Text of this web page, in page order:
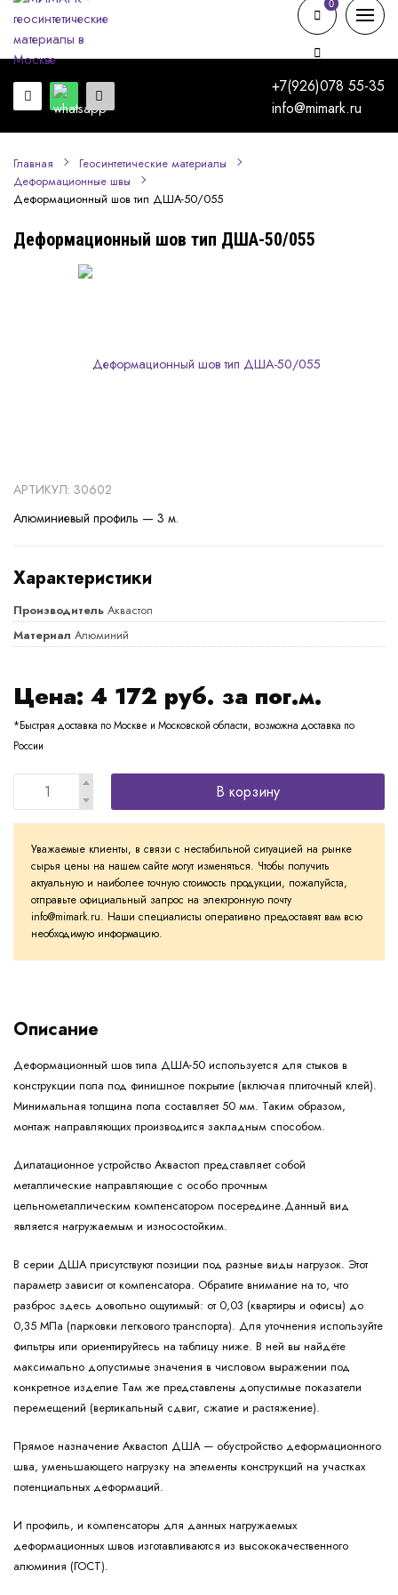
+7(926)078 55-35
info@mimark.ru
0
0
Главная
Геосинтетические материалы
Деформационные швы
Деформационный шов тип ДША-50/055
Деформационный шов тип ДША-50/055
АРТИКУЛ: 30602
Алюминиевый профиль — 3 м.
Характеристики
Производитель Аквастоп
Материал Алюминий
Цена: 4 172 руб. за пог.м.
*Быстрая доставка по Москве и Московской области, возможна доставка по
России
В корзину
Уважаемые клиенты, в связи с нестабильной ситуацией на рынке
сырья цены на нашем сайте могут изменяться. Чтобы получить
актуальную и наиболее точную стоимость продукции, пожалуйста,
отправьте официальный запрос на электронную почту
info@mimark.ru. Наши специалисты оперативно предоставят вам всю
необходимую информацию.
Описание
Деформационный шов типа ДША-50 используется для стыков в
конструкции пола под финишное покрытие (включая плиточный клей).
Минимальная толщина пола составляет 50 мм. Таким образом,
монтаж направляющих производится закладным способом.
Дилатационное устройство Аквастоп представляет собой
металлические направляющие с особо прочным
цельнометаллическим компенсатором посередине.Данный вид
является нагружаемым и износостойким.
В серии ДША присутствуют позиции под разные виды нагрузок. Этот
параметр зависит от компенсатора. Обратите внимание на то, что
разброс здесь довольно ощутимый: от 0,03 (квартиры и офисы) до
0,35 МПа (парковки легкового транспорта). Для уточнения используйте
фильтры или ориентируйтесь на таблицу ниже. В ней вы найдёте
максимально допустимые значения в числовом выражении под
конкретное изделие Там же представлены допустимые показатели
перемещений (вертикальный сдвиг, сжатие и растяжение).
Прямое назначение Аквастоп ДША — обустройство деформационного
шва, уменьшающего нагрузку на элементы конструкций на участках
потенциальных деформаций.
И профиль, и компенсаторы для данных нагружаемых
деформационных швов изготавливаются из высококачественного
алюминия (ГОСТ).